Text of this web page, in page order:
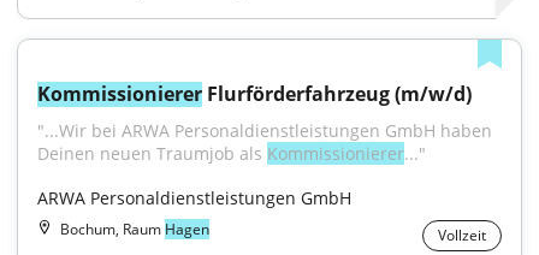
Kommissionierer Flurförderfahrzeug (m/w/d)
"...Wir bei ARWA Personaldienstleistungen GmbH haben
Deinen neuen Traumjob als Kommissionierer..."
ARWA Personaldienstleistungen GmbH
Bochum, Raum Hagen Vollzeit